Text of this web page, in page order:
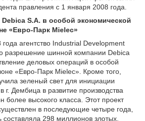
правления с 1 января 2008 года.
S.A. в особой экономической
«Евро-Парк Mielec»
агентство Industrial Development
разрешение шинной компании Debica
деловых операций в особой
«Евро-Парк Mielec». Кроме того,
зеленый свет для инициации
г. Дембица в развитие производства
более высокого класса. Этот проект
в последующие четыре года,
составляла 298 миллионов злотых.